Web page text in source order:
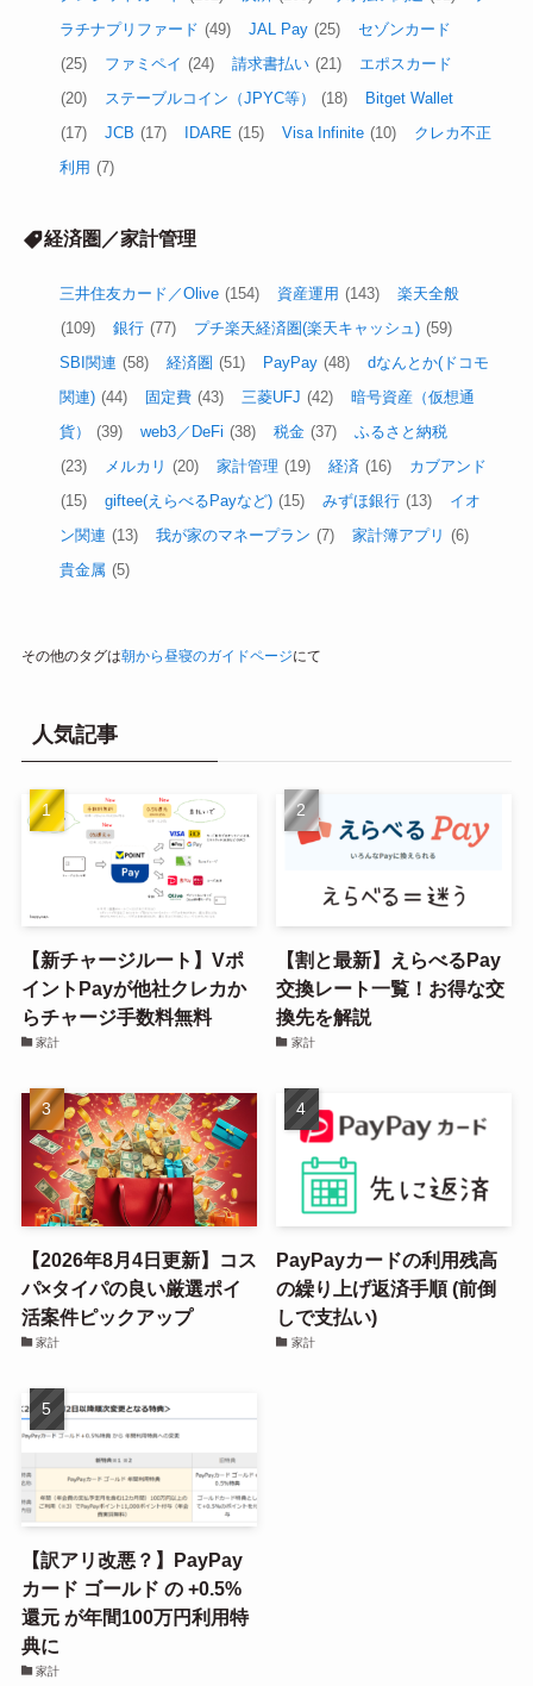
ラチナプリファード (49) JAL Pay (25)
セゾンカード
(25)
ファミペイ (24) 請求書払い (21)
エポスカード
(20)
ステーブルコイン（JPYC等） (18)
Bitget Wallet
(17)
JCB (17) IDARE (15) Visa Infinite (10)
クレカ不正
利用 (7)
経済圏／家計管理
三井住友カード／Olive (154) 資産運用 (143)
楽天全般
(109)
銀行 (77) プチ楽天経済圏(楽天キャッシュ) (59)
SBI関連 (58) 経済圏 (51) PayPay (48)
dなんとか(ドコモ
関連) (44) 固定費 (43) 三菱UFJ (42)
暗号資産（仮想通
貨）
(39) web3／DeFi (38) 税金 (37)
ふるさと納税
(23)
メルカリ (20) 家計管理 (19) 経済 (16)
カブアンド
(15)
giftee(えらべるPayなど) (15) みずほ銀行 (13)
イオ
ン関連 (13) 我が家のマネープラン (7) 家計簿アプリ (6)
貴金属 (5)
その他のタグは朝から昼寝のガイドページにて
人気記事
【新チャージルート】Vポ
イントPayが他社クレカか
らチャージ手数料無料
家計
【割と最新】えらべるPay
交換レート一覧！お得な交
換先を解説
家計
【2026年8月4日更新】コス
パ×タイパの良い厳選ポイ
活案件ピックアップ
家計
PayPayカードの利用残高
の繰り上げ返済手順 (前倒
しで支払い)
家計
【訳アリ改悪？】PayPay
カード ゴールド の +0.5%
還元 が年間100万円利用特
典に
家計